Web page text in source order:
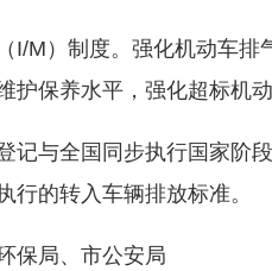
）制度。强化机动车排
护保养水平，强化超标机
与全国同步执行国家阶段
行的转入车辆排放标准。
局、市公安局